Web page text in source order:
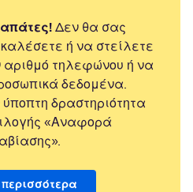
Δεν θα σας
ή να στείλετε
αριθμό τηλεφώνου ή να
δεδομένα.
δραστηριότητα
«Αναφορά